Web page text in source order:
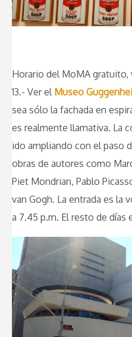
Horario del MoMA
13.- Ver el Museo
sea sólo la fachada en
es realmente llamativa. La
ido ampliando con el paso
obras de autores como
Piet Mondrian, Pablo
van Gogh. La entrada es la
a 7.45 p.m. El resto de días